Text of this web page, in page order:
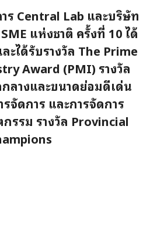
ร Central Lab และบริษัท
แห่งชาติ ครั้งที่ 10 ได้
ะได้รับรางวัล The Prime
Award (PMI) รางวัล
ลางและขนาดย่อมดีเด่น
จัดการ และการจัดการ
กรรม รางวัล Provincial